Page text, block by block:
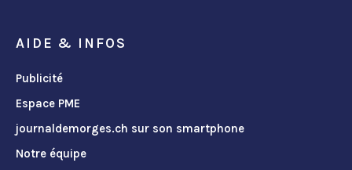
AIDE & INFOS
Publicité
Espace PME
journaldemorges.ch sur son smartphone
Notre équipe